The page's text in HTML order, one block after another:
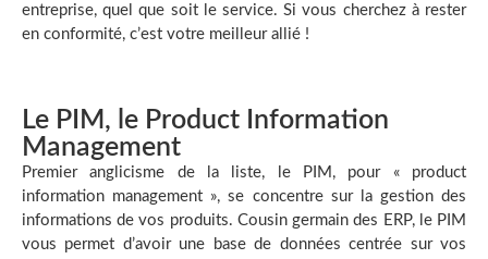
entreprise, quel que soit le service. Si vous cherchez à rester
en conformité, c’est votre meilleur allié !
Le PIM, le Product Information
Management
Premier anglicisme de la liste, le PIM, pour « product
information management », se concentre sur la gestion des
informations de vos produits. Cousin germain des ERP, le PIM
vous permet d’avoir une base de données centrée sur vos